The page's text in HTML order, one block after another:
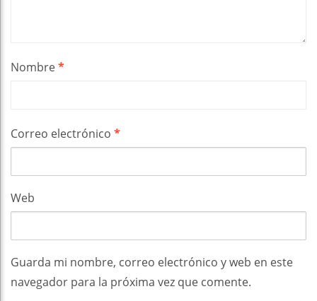
Nombre*
Correo electrónico *
Web
Guarda mi nombre, correo electrónico y web en este
navegador para la próxima vez que comente.